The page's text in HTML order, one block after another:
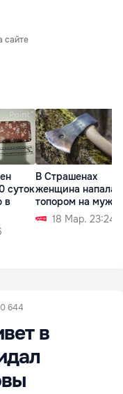
сайте
суток
в
В Страшенах
женщина напала
топором на
18 Мар. 23:24
644
в